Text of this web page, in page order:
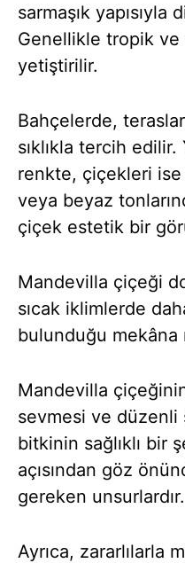
sarmaşık
Genellikle tropik
yetiştirilir.
Bahçelerde,
sıklıkla tercih
renkte, çiçekleri ise
veya beyaz
çiçek estetik bir
Mandevilla çiçeği
sıcak iklimlerde
bulunduğu mekâna
Mandevilla
sevmesi ve düzenli
bitkinin sağlıklı bir
açısından göz
gereken unsurlardır.
Ayrıca, zararlılarla